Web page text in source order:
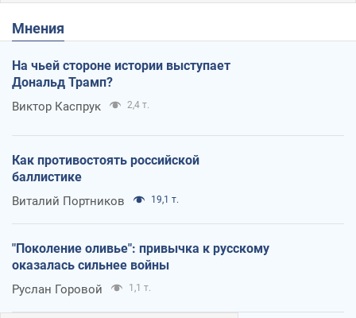
Мнения
На чьей стороне истории выступает
Дональд Трамп?
Виктор Каспрук 2,4 т.
Как противостоять российской
баллистике
Виталий Портников 19,1 т.
"Поколение оливье": привычка к русскому
оказалась сильнее войны
Руслан Горовой 1,1 т.